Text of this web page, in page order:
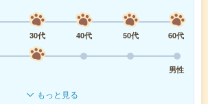
30代 40代 50代
60代
男性
もっと見る